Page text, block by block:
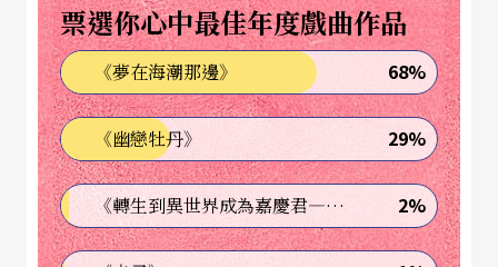
票選你心中最佳年度戲曲作品
《夢在海潮那邊》 68%
《幽戀牡丹》 29%
《轉生到異世界成為嘉慶君—發現我的祖先是詐騙集團!?》 2%